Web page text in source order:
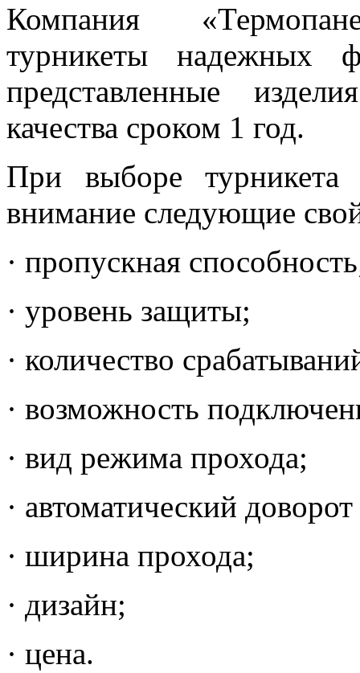
Компания
турникеты надежных
представленные
качества сроком 1 год.
При выборе
внимание следующие
· пропускная
· уровень защиты;
· количество
· возможность
· вид режима прохода;
· автоматический
· ширина прохода;
· дизайн;
· цена.